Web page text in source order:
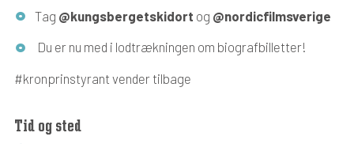
Tag @kungsbergetskidort og @nordicfilmsverige
Du er nu med i lodtrækningen om biografbilletter!
#kronprinstyrant vender tilbage
Tid og sted